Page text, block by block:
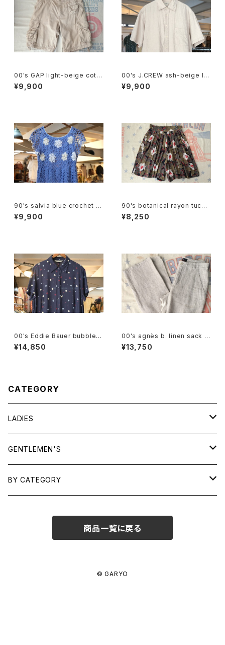
00's GAP light-beige cotto
n-twill cargo Shorts
¥9,900
00's J.CREW ash-beige lin
en Shirt
¥9,900
90's salvia blue crochet b
abydoll Top
¥9,900
90's botanical rayon tucke
d Culottes
¥8,250
00's Eddie Bauer bubble d
ot rayon shirt maxi Dress
¥14,850
00's agnès b. linen sack st
raight leg Pants
¥13,750
CATEGORY
LADIES
TOPS
SHIRTS
OUTERWEAR
GENTLEMEN'S
TOPS
BY CATEGORY
商品一覧に戻る
© GARYO